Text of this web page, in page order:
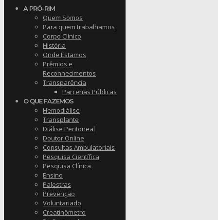
A PRÓ-RIM
Quem Somos
Para quem trabalhamos
Corpo Clínico
História
Onde Estamos
Prêmios e
Reconhecimentos
Transparência
Parcerias Públicas
O QUE FAZEMOS
Hemodiálise
Transplante
Diálise Peritoneal
Doutor Online
Consultas Ambulatoriais
Pesquisa Científica
Pesquisa Clínica
Ensino
Palestras
Prevenção
Voluntariado
Creatinômetro